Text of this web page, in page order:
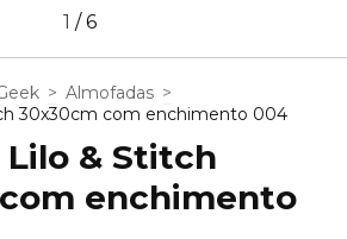
1 /6
> Almofadas >
30x30cm com enchimento 004
& Stitch
enchimento